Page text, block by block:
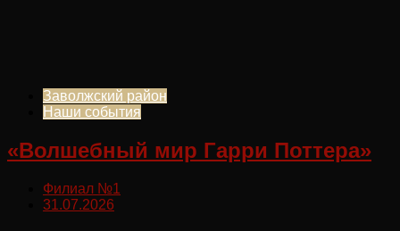
Заволжский район
Наши события
«Волшебный мир Гарри Поттера»
Филиал №1
31.07.2026